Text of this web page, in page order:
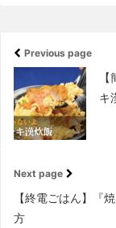
Previous page
キ
Next page
【終電ごはん】『
方